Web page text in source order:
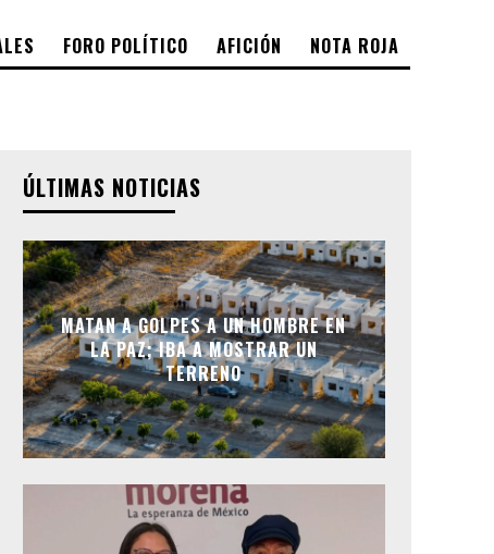
FORO POLÍTICO AFICIÓN NOTA ROJA
ÚLTIMAS NOTICIAS
MATAN A GOLPES A UN HOMBRE EN
LA PAZ; IBA A MOSTRAR UN
TERRENO